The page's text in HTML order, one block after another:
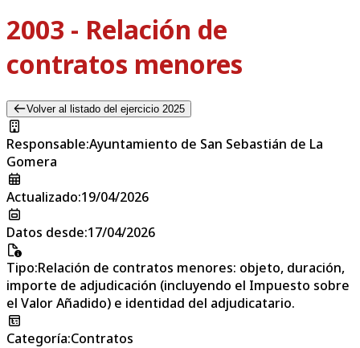
2003 - Relación de
contratos menores
Volver al listado del ejercicio 2025
Responsable:Ayuntamiento de San Sebastián de La
Gomera
Actualizado:19/04/2026
Datos desde:17/04/2026
Tipo:Relación de contratos menores: objeto, duración,
importe de adjudicación (incluyendo el Impuesto sobre
el Valor Añadido) e identidad del adjudicatario.
Categoría:Contratos